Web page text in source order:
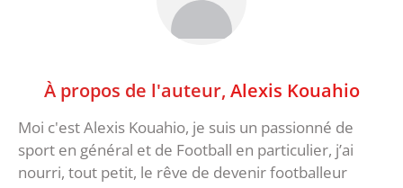
À propos de l'auteur, Alexis Kouahio
Moi c'est Alexis Kouahio, je suis un passionné de
sport en général et de Football en particulier, j’ai
nourri, tout petit, le rêve de devenir footballeur